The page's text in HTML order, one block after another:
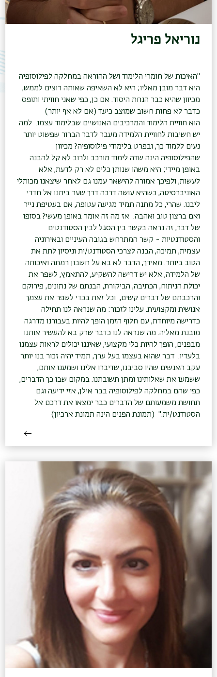
נוריאל פריגל
"האיכות של חומרי הלימוד ושל ההוראה במחלקה לפילוסופיה
היא דבר מובן מאליו; היא לא השאיפה שאותה רוצים לממש,
מכיוון שהיא כבר הנחת היסוד. אם כן, כפי שאני חוויתי ותופס
כדבר לא פחות חשוב שמוצב כיעד (אם לא אף יותר)
הוא חוויית הלימוד והמרכיבים האנושיים שבלימוד עצמו. למה
יש חשיבות לחוויית הלמידה מעבר לדבר הברור שפשוט יותר
נעים ללמוד כך, ובפרט בלימודי פילוסופיה? מכיוון
שהפילוסופיה הינה שדה לימוד מורכב ולרוב לא קל להבנה
באופן מיידי; היא משהו שנותן כלים לא רק לדעת, אלא
לעשות, ולפיכך אמורה להישאר עמנו גם לאחר שיצאנו מכותלי
האוניברסיטה, כשהיא עושה דרכה דרך שער ביתנו אל חדרי
ליבנו. שהרי, כל מתנה תמיד מגיעה עטופה, אם בעטיפת נייר
ואם ברצון טוב ואהבה. אז מה זה אומר באופן מעשי? בסופו
של דבר, זה נראה בקשר בין הסגל לבין הסטודנטים
והסטודנטיות - קשר המתרחש בגובה העיניים ובאירוניה
עצמית, תמיכה, הבנה לצרכי הסטודנט/ית וניסיון לתת את
הטוב ביותר. מאידך, הדבר לא בא על חשבון רמתה ואיכותה
של הלמידה, אלא יש דרישה להשקיע, להתאמץ, לשפר את
יכולת הניתוח, הכתיבה, הביקורת, הבנתם של נתונים, פירוקם
והרכבתם של דברים קשים, וכל זאת בכדי לשפר את עצמך
אנושית ומקצועית. עלינו לזכור: מה שנראה לנו תחילה
כדרישה מיוחדת, עם חלוף הזמן הופך להיות בעבורנו מדרגה
מובנת מאליה. מה שנראה לנו כדבר שרק בא להעשיר אותנו
מבפנים, הופך להיות כלי מקצועי, שאיננו יכולים לראות עצמנו
בלעדיו. דבר שהוא בעצמו בעל ערך, תמיד יהיה זכור בנו יותר
עקב האנשים שהיו סביבנו, שדיברו אלינו ושמענו אותם,
ששמעו את שאלותינו ומתן תשובתנו. במקום שבו כך הדברים,
כפי שהם במחלקה לפילוסופיה בבר אילן, אזי ידיעה וגם
תחושת משמעותם של הדברים כבר ימצאו את דרכם אל
הסטודנט/ית." (תמונת הפנים הינה תמונת ארכיון)